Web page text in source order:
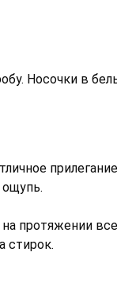
Носочки в
протяжении
стирок.